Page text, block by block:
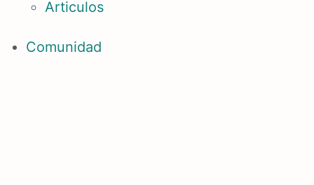
Articulos
Comunidad